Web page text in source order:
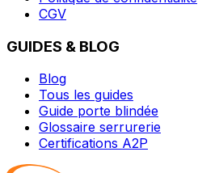
CGV
GUIDES & BLOG
Blog
Tous les guides
Guide porte blindée
Glossaire serrurerie
Certifications A2P